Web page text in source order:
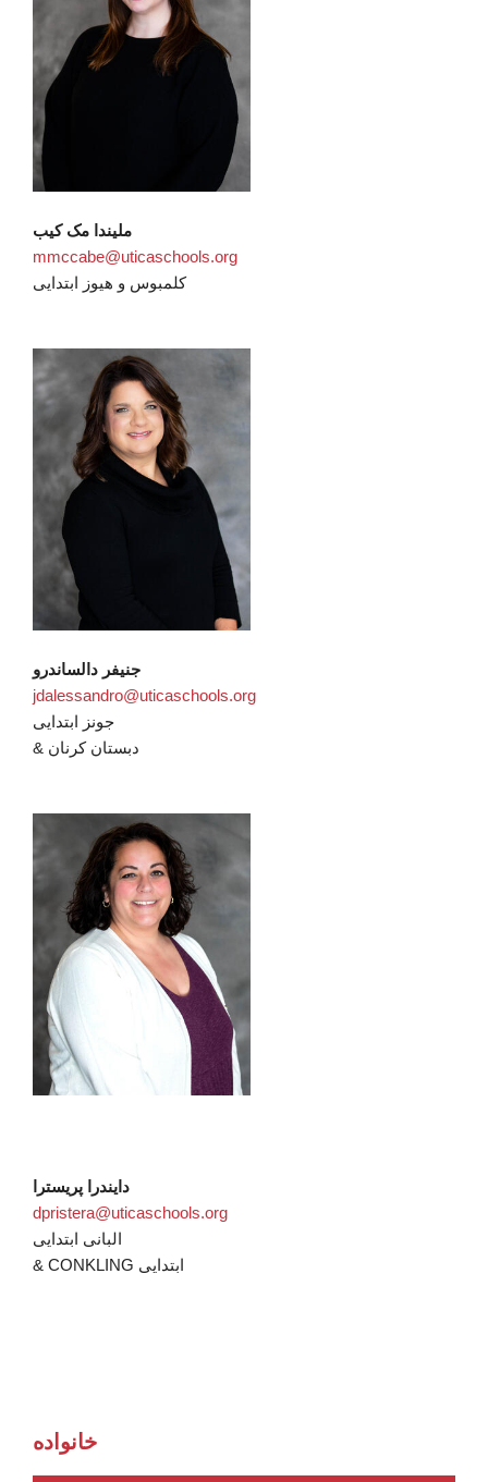
ملیندا مک کیب
mmccabe@uticaschools.org
کلمبوس و هیوز ابتدایی
جنیفر دالساندرو
jdalessandro@uticaschools.org
جونز ابتدایی
& دبستان کرنان
دایندرا پریسترا
dpristera@uticaschools.org
البانی ابتدایی
& CONKLING ابتدایی
خانواده